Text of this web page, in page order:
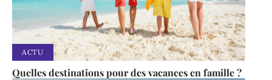
ACTU
Quelles destinations pour des vacances en famille ?